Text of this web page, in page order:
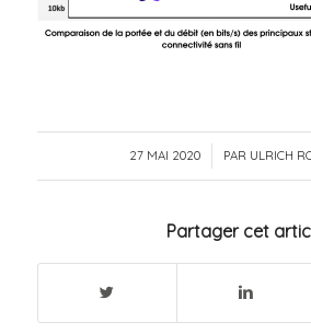
27 MAI 2020
/ PAR ULRICH
Partager cet